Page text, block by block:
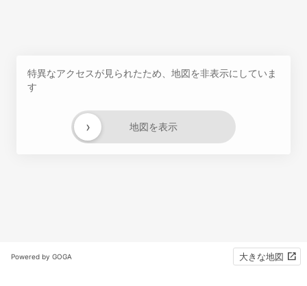
特異なアクセスが見られたため、地図を非表示にしていま
す
地図を表示
›
Powered by GOGA 大きな地図